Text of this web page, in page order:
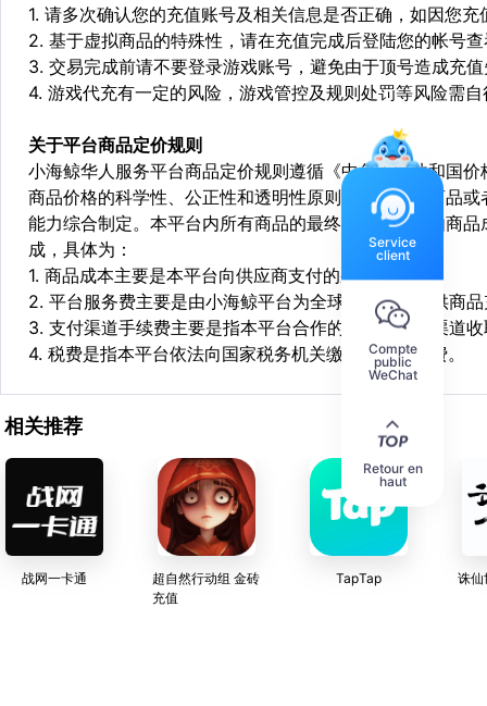
1. 请多次确认您的充值账号及相关信息是否正确，如因您
2. 基于虚拟商品的特殊性，请在充值完成后登陆您的帐号
3. 交易完成前请不要登录游戏账号，避免由于顶号造成充
4. 游戏代充有一定的风险，游戏管控及规则处罚等风险需
关于平台商品定价规则
小海鲸华人服务平台商品定价规则遵循《中华人民共和国
商品价格的科学性、公正性和透明性原则，依据相关商品
能力综合制定。本平台内所有商品的最终销售价格均由商
成，具体为：
1. 商品成本主要是本平台向供应商支付的采购成本；
2. 平台服务费主要是由小海鲸平台为全球华人用户提供商
3. 支付渠道手续费主要是指本平台合作的第三方支付渠道
4. 税费是指本平台依法向国家税务机关缴纳的各项税费。
相关推荐
战网一卡通
超自然行动组 金砖
充值
TapTap 诛仙
Service
client
Compte
public
WeChat
Retour en
haut